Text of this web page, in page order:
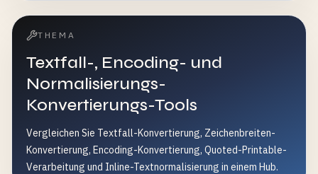
THEMA
Textfall-, Encoding- und
Normalisierungs-
Konvertierungs-Tools
Vergleichen Sie Textfall-Konvertierung, Zeichenbreiten-
Konvertierung, Encoding-Konvertierung, Quoted-Printable-
Verarbeitung und Inline-Textnormalisierung in einem Hub.